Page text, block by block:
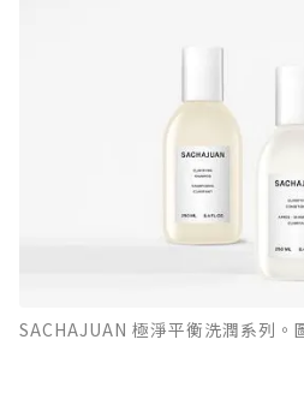
SACHAJUAN 極淨平衡洗潤系列。